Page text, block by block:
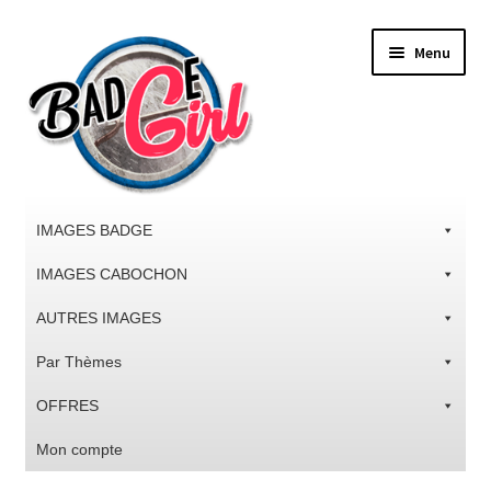
la
navigation
contenu
Menu
IMAGES BADGE
IMAGES CABOCHON
AUTRES IMAGES
Par Thèmes
OFFRES
Mon compte